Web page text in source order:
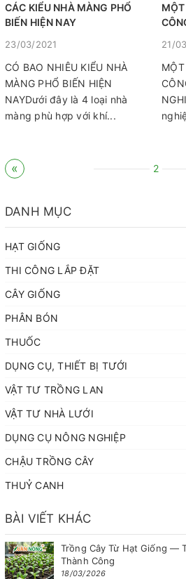
CÁC KIỂU NHÀ MÀNG PHỔ
BIẾN HIỆN NAY
23/03/2021
CÓ BAO NHIÊU KIỂU NHÀ
MÀNG PHỔ BIẾN HIỆN
NAYDưới đây là 4 loại nhà
màng phù hợp với khí...
21/
« 2
DANH MỤC
HẠT GIỐNG
THI CÔNG LẮP ĐẶT
CÂY GIỐNG
PHÂN BÓN
THUỐC
DỤNG CỤ, THIẾT BỊ TƯỚI
VẬT TƯ TRỒNG LAN
VẬT TƯ NHÀ LƯỚI
DỤNG CỤ NÔNG NGHIỆP
CHẬU TRỒNG CÂY
THUỶ CANH
BÀI VIẾT KHÁC
Trồng Cây Từ Hạt Giống —
Thành Công
18/03/2026